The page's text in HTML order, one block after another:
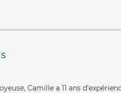
Camille a 11 ans